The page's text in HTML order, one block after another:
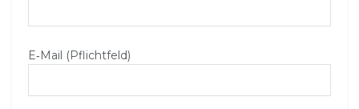
E‑Mail (Pflichtfeld)